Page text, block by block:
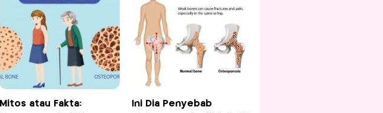
Mitos atau Fakta:
Ini Dia Penyebab